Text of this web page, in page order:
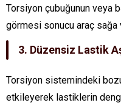
Torsiyon çubuğunun veya
görmesi sonucu araç
3. Düzensiz Lastik
Torsiyon sistemindeki
etkileyerek lastiklerin